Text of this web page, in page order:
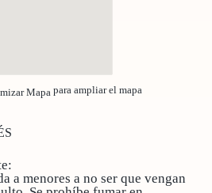
para ampliar el mapa
a menores a no ser que vengan